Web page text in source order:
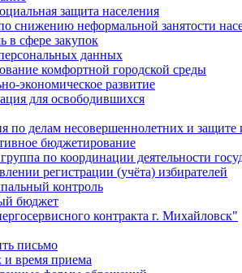
защита населения
снижению неформальной занятости
в сфере закупок
данных
комфортной городской среды
экономическое развитие
для освободившихся
по делам несовершеннолетних и защите
бюджетирование
по координации деятельности
регистрации (учёта) избирателей
контроль
бюджет
контракта г. Михайловск"
письмо
и время приема